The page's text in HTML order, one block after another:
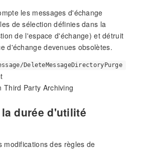
les messages d'échange
de sélection définies dans la
de l'espace d'échange) et détruit
d'échange devenues obsolètes.
DeleteMessageDirectoryPurge
Third Party Archiving
durée d'utilité
modifications des règles de